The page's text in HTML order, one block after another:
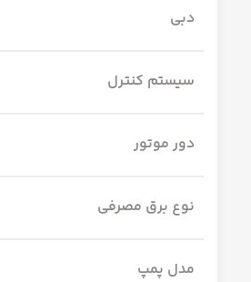
دبی
سیستم کنترل
دور موتور
نوع برق مصرفی
مدل پمپ